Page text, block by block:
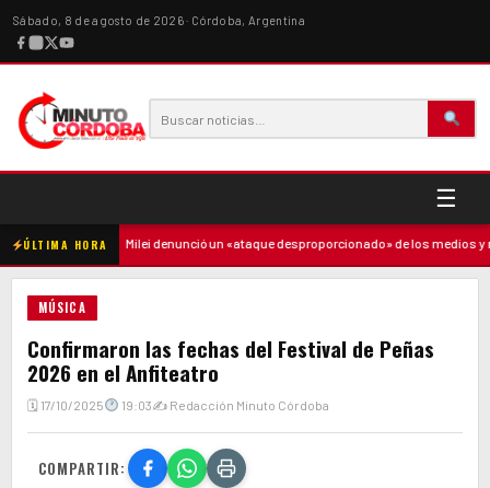
Sábado, 8 de agosto de 2026 · Córdoba, Argentina
☰
ÚLTIMA HORA
madre · Milei denunció un «ataque desproporcionado» de los medios y
MÚSICA
Confirmaron las fechas del Festival de Peñas
2026 en el Anfiteatro
🗓 17/10/2025 19:03✍ Redacción Minuto Córdoba
COMPARTIR: